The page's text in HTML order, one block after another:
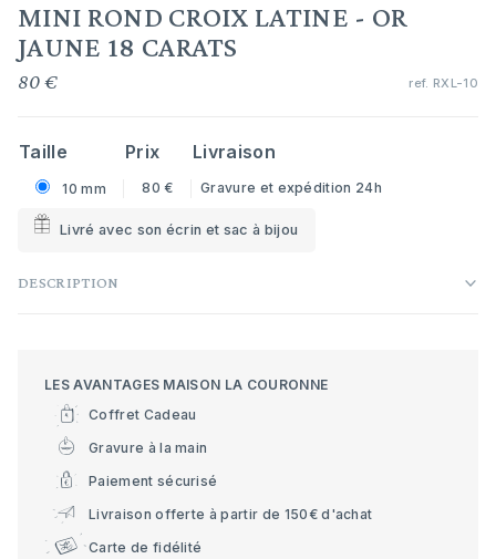
MINI ROND CROIX LATINE - OR
JAUNE 18 CARATS
80 € ref. RXL-10
Taille Prix Livraison
10 mm 80 € Gravure et expédition 24h
Livré avec son écrin et sac à bijou
DESCRIPTION
LES AVANTAGES MAISON LA COURONNE
Coffret Cadeau
Gravure à la main
Paiement sécurisé
Livraison offerte à partir de 150€ d'achat
Carte de fidélité